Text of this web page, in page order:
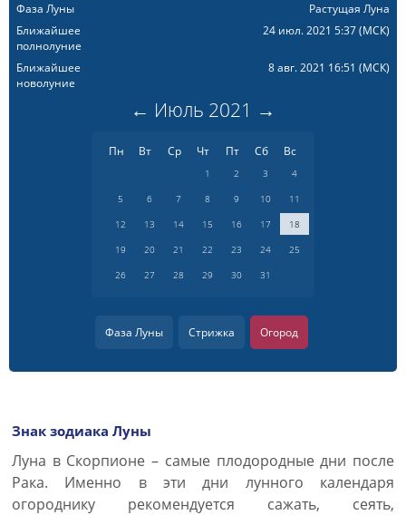
Фаза Луны
Растущая Луна
Ближайшее
полнолуние
24 июл. 2021 5:37(МСК)
Ближайшее
новолуние
8 авг. 2021 16:51 (МСК)
← Июль 2021 →
Пн Вт Ср Чт Пт Сб Вс
1 2 3
4
5
6 7 8 9 10
11
12
13 14 15 16 17
18
19
20 21 22 23 24
25
26
27 28 29 30 31
Фаза Луны Стрижка Огород
Знак зодиака Луны
Луна в Скорпионе – самые плодородные дни после
Рака. Именно в эти дни лунного календаря
огороднику рекомендуется сажать, сеять,